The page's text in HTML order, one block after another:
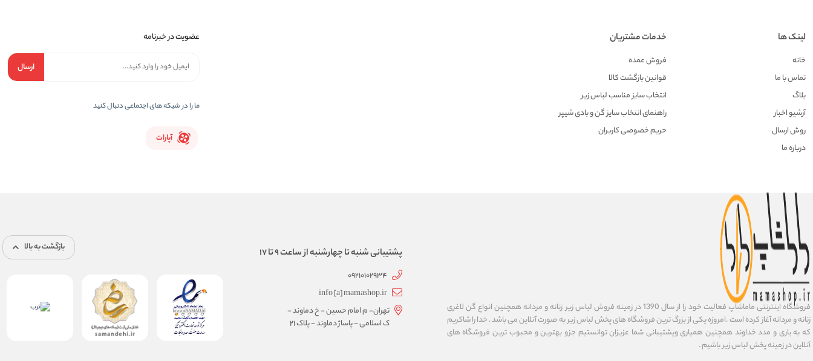
لینک ها
خانه
تماس با ما
بلاگ
آرشیو اخبار
روش ارسال
درباره ما
خدمات مشتریان
فروش عمده
قوانین بازگشت کالا
انتخاب سایز مناسب لباس زیر
راهنمای انتخاب سایز گن و بادی شیپر
حریم خصوصی کاربران
عضویت در خبرنامه
ارسال
ما را در شبکه های اجتماعی دنبال کنید
آپارات
فروشگاه اینترنتی ماماشاپ فعالیت خود را از سال 1390 در زمینه فروش لباس زیر زنانه و مردانه همچنین انواع گن لاغری
زنانه و مردانه آغاز کرده است .امروزه یکی از بزرگ ترین فروشگاه های پخش لباس زیر به صورت آنلاین می باشد . خدا را شاکریم
که به یاری و مدد خداوند همچنین همیاری وپشتیبانی شما عزیزان توانستیم جزو بهترین و محبوب ترین فروشگاه های
آنلاین در زمینه پخش لباس زیر باشیم .
پشتیبانی شنبه تا چهارشنبه از ساعت 9 تا 17
09210102934
info [a] mamashop.ir
تهران- م امام حسین - خ دماوند -
ک اسلامی - پاساژ دماوند - پلاک 21
بازگشت به بالا